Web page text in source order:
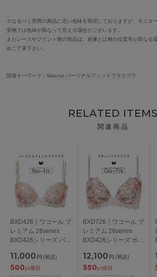
※なるべく実際の商品に近い色味を再現しておりますが、モニタ
実物では色味が異なって見える場合がございます。
またレースやプリント柄の商品は、画像とは柄の位置等が異なる
めご了承下さい。
関連キーワード：Wacoal パーソナルフィットプラスブラ
RELATED ITEMS
関連商品
BXD426｜ワコール プ
レミアム 26series
BXD426シリーズ パー
ブラ ブラジャー単品
BCDEFGHIカップ ア
11,000 円 (税込)
500pt獲得
BXD726｜ワコール プ
レミアム 26series
BXD426シリーズ ボリ
ラジャー単品 CDEFG
カップ アンダー
12,100 円 (税込)
550pt獲得